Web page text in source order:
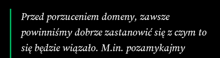
Przed porzuceniem domeny, zawsze
powinniśmy dobrze zastanowić się z czym to
się będzie wiązało. M.in. pozamykajmy